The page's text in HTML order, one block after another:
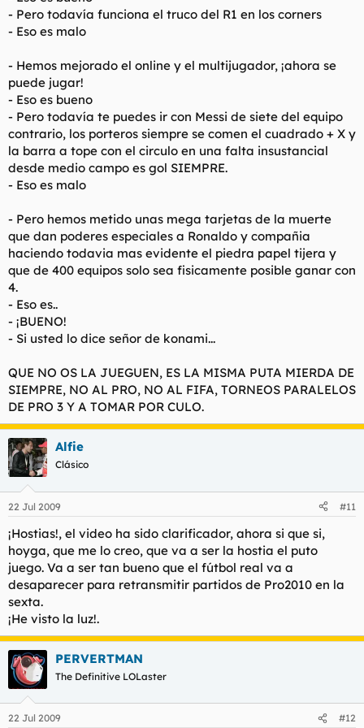
60%, por lo que aún quedan muchas cosas por pulir, mucha
postproducción que realizar y demás.
‘PES 2010’ puede llegar a convertirse en el mejor juego de
fútbol de todos los tiempos.
Principales novedades de ‘PES 2010’
Lo cierto es que todo en este nuevo ‘PES 2010’ huele bastante
importantes como el gráfico, el jugable o el táctico es palpable
en esta nueva entrega, que llegará con novedades realmente
interesantes de cara los amantes del fútbol más estratégico y
realista.
nos entra por los ojos, el nuevo ‘PES 2010’ ha supuesto un paso
más allá de lo que habíamos visto hasta ahora. No hay más
que ver las imágenes de los jugadores del Liverpool o del
Barcelona que acompañan a este artículo para darse cuenta
Literalmente, nos dijeron que todos los jugadores
internacionales del juego estarán fielmente representados,
mientras que los de equipos inferiores serán lo más realistas
tendremos que ponerle un poquito más de imaginación al
asunto.
Al margen de este pequeño detalle, lo cierto es que ver una
repetición de cualquier jugada es un auténtico gustazo. La
los efectos de luz hacen que merezca la pena deleitarse un
rato en las buenas jugadas. Tanto es así, que algunos cracks
como Fernando Torres o Messi tienen configuradas hasta las
pecas de la cara o los pelos de los brazos, cosa que en principio
puede parecer absurda pero que dota al juego de un realismo
tal, que parecerá que estamos viendo al propio jugador en
pantalla.
De igual manera, los efectos de luz está mucho más
conseguidos y las sombras se proyectan en función del
entorno, en un jugador contrario, sobre el césped o sobre el
- Pero todavía funciona el truco del R1 en los corners
- Eso es malo
- Hemos mejorado el online y el multijugador, ¡ahora se
puede jugar!
- Eso es bueno
- Pero todavía te puedes ir con Messi de siete del equipo
contrario, los porteros siempre se comen el cuadrado + X y
la barra a tope con el circulo en una falta insustancial
desde medio campo es gol SIEMPRE.
- Eso es malo
- Pero hemos metido unas mega tarjetas de la muerte
que dan poderes especiales a Ronaldo y compañia
haciendo todavia mas evidente el piedra papel tijera y
que de 400 equipos solo sea fisicamente posible ganar con
4.
- Eso es..
- ¡BUENO!
- Si usted lo dice señor de konami...
QUE NO OS LA JUEGUEN, ES LA MISMA PUTA MIERDA DE
SIEMPRE, NO AL PRO, NO AL FIFA, TORNEOS PARALELOS
DE PRO 3 Y A TOMAR POR CULO.
Alfie
Clásico
22 Jul 2009 #11
¡Hostias!, el video ha sido clarificador, ahora si que si,
hoyga, que me lo creo, que va a ser la hostia el puto
juego. Va a ser tan bueno que el fútbol real va a
desaparecer para retransmitir partidos de Pro2010 en la
sexta.
¡He visto la luz!.
PERVERTMAN
The Definitive LOLaster
22 Jul 2009 #12